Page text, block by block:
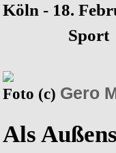
Köln
Sport
Foto (c) Gero
Als